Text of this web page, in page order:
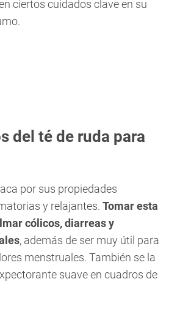
ciertos cuidados clave en su
del té de ruda para
por sus propiedades
y relajantes. Tomar esta
cólicos, diarreas y
, además de ser muy útil para
menstruales. También se la
suave en cuadros de